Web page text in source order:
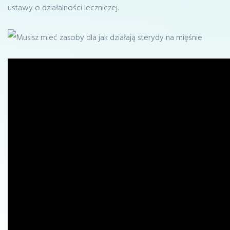
ustawy o działalności leczniczej.